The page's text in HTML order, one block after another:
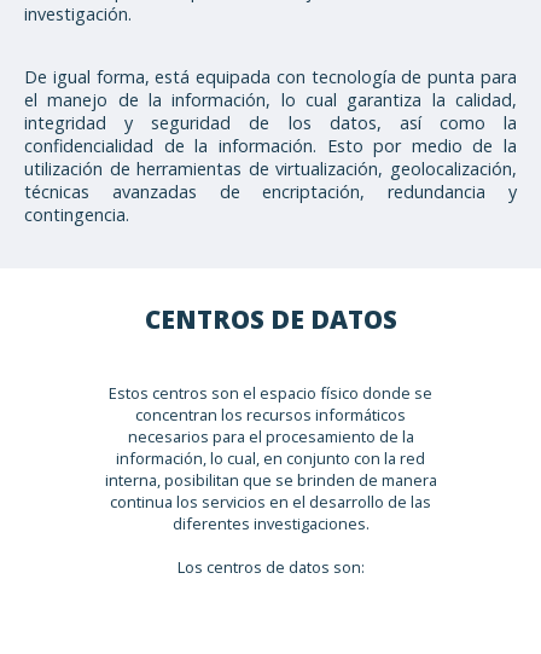
investigación.
De igual forma, está equipada con tecnología de punta para
el manejo de la información, lo cual garantiza la calidad,
integridad y seguridad de los datos, así como la
confidencialidad de la información. Esto por medio de la
utilización de herramientas de virtualización, geolocalización,
técnicas avanzadas de encriptación, redundancia y
contingencia.
CENTROS DE DATOS
Estos centros son el espacio físico donde se
concentran los recursos informáticos
necesarios para el procesamiento de la
información, lo cual, en conjunto con la red
interna, posibilitan que se brinden de manera
continua los servicios en el desarrollo de las
diferentes investigaciones.
Los centros de datos son: